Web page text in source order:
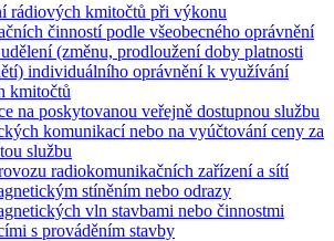
rádiových kmitočtů při výkonu
činností podle všeobecného oprávnění
(změnu, prodloužení doby platnosti
individuálního oprávnění k využívání
kmitočtů
na poskytovanou veřejně dostupnou službu
komunikací nebo na vyúčtování ceny za
službu
radiokomunikačních zařízení a sítí
stíněním nebo odrazy
vln stavbami nebo činnostmi
s prováděním stavby